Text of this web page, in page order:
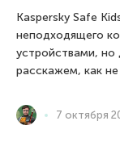
Kaspersky Safe
неподходящего
устройствами, но
расскажем, как
7 октября